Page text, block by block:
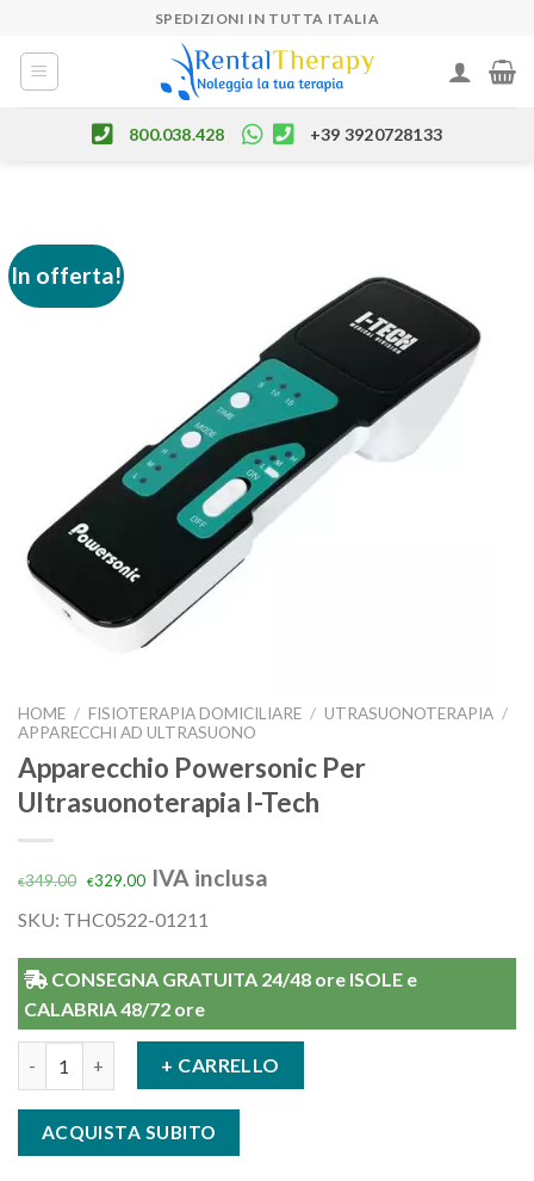
content
SPEDIZIONI IN TUTTA ITALIA
800.038.428 +39 3920728133
In offerta!
HOME / FISIOTERAPIA DOMICILIARE / UTRASUONOTERAPIA /
APPARECCHI AD ULTRASUONO
Apparecchio Powersonic Per
Ultrasuonoterapia I-Tech
€349.00 €329.00 IVA inclusa
SKU: THC0522-01211
CONSEGNA GRATUITA 24/48 ore ISOLE e
CALABRIA 48/72 ore
+ CARRELLO
ACQUISTA SUBITO